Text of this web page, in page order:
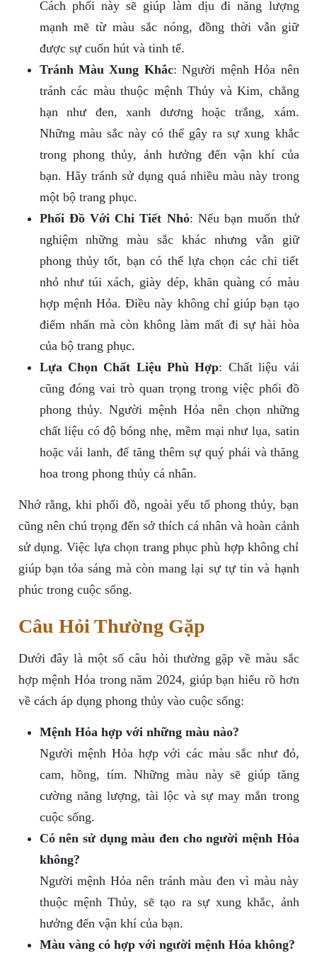
Cách phối này sẽ giúp làm dịu đi năng lượng
mạnh mẽ từ màu sắc nóng, đồng thời vẫn giữ
được sự cuốn hút và tinh tế.
Tránh Màu Xung Khắc: Người mệnh Hỏa nên
tránh các màu thuộc mệnh Thủy và Kim, chẳng
hạn như đen, xanh dương hoặc trắng, xám.
Những màu sắc này có thể gây ra sự xung khắc
trong phong thủy, ảnh hưởng đến vận khí của
bạn. Hãy tránh sử dụng quá nhiều màu này trong
một bộ trang phục.
Phối Đồ Với Chi Tiết Nhỏ: Nếu bạn muốn thử
nghiệm những màu sắc khác nhưng vẫn giữ
phong thủy tốt, bạn có thể lựa chọn các chi tiết
nhỏ như túi xách, giày dép, khăn quàng có màu
hợp mệnh Hỏa. Điều này không chỉ giúp bạn tạo
điểm nhấn mà còn không làm mất đi sự hài hòa
của bộ trang phục.
Lựa Chọn Chất Liệu Phù Hợp: Chất liệu vải
cũng đóng vai trò quan trọng trong việc phối đồ
phong thủy. Người mệnh Hỏa nên chọn những
chất liệu có độ bóng nhẹ, mềm mại như lụa, satin
hoặc vải lanh, để tăng thêm sự quý phái và thăng
hoa trong phong thủy cá nhân.
Nhớ rằng, khi phối đồ, ngoài yếu tố phong thủy, bạn
cũng nên chú trọng đến sở thích cá nhân và hoàn cảnh
sử dụng. Việc lựa chọn trang phục phù hợp không chỉ
giúp bạn tỏa sáng mà còn mang lại sự tự tin và hạnh
phúc trong cuộc sống.
Câu Hỏi Thường Gặp
Dưới đây là một số câu hỏi thường gặp về màu sắc
hợp mệnh Hỏa trong năm 2024, giúp bạn hiểu rõ hơn
về cách áp dụng phong thủy vào cuộc sống:
Mệnh Hỏa hợp với những màu nào?
Người mệnh Hỏa hợp với các màu sắc như đỏ,
cam, hồng, tím. Những màu này sẽ giúp tăng
cường năng lượng, tài lộc và sự may mắn trong
cuộc sống.
Có nên sử dụng màu đen cho người mệnh Hỏa
không?
Người mệnh Hỏa nên tránh màu đen vì màu này
thuộc mệnh Thủy, sẽ tạo ra sự xung khắc, ảnh
hưởng đến vận khí của bạn.
Màu vàng có hợp với người mệnh Hỏa không?